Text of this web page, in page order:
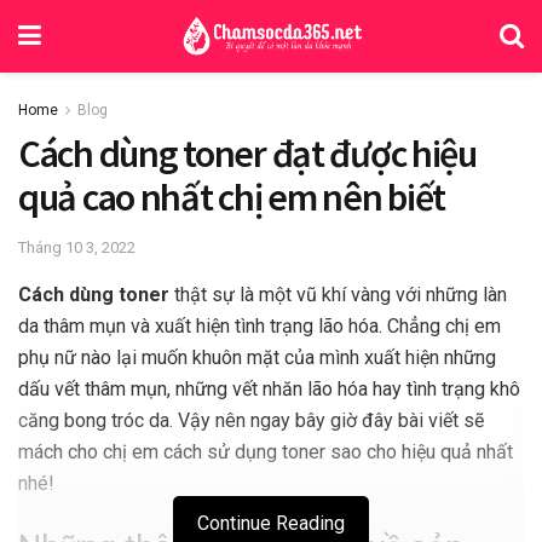
Home Blog
Cách dùng toner đạt được hiệu
quả cao nhất chị em nên biết
Tháng 10 3, 2022
Cách dùng toner thật sự là một vũ khí vàng với những làn
da thâm mụn và xuất hiện tình trạng lão hóa. Chẳng chị em
phụ nữ nào lại muốn khuôn mặt của mình xuất hiện những
dấu vết thâm mụn, những vết nhăn lão hóa hay tình trạng khô
căng bong tróc da. Vậy nên ngay bây giờ đây bài viết sẽ
mách cho chị em cách sử dụng toner sao cho hiệu quả nhất
nhé!
Continue Reading